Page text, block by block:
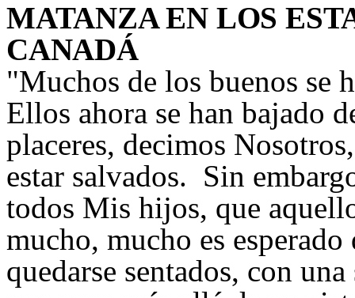
MATANZA EN LOS
CANADÁ
"Muchos de los buenos se
Ellos ahora se han bajado
placeres, decimos
estar salvados. Sin
todos Mis hijos, que
mucho, mucho es
quedarse sentados, con